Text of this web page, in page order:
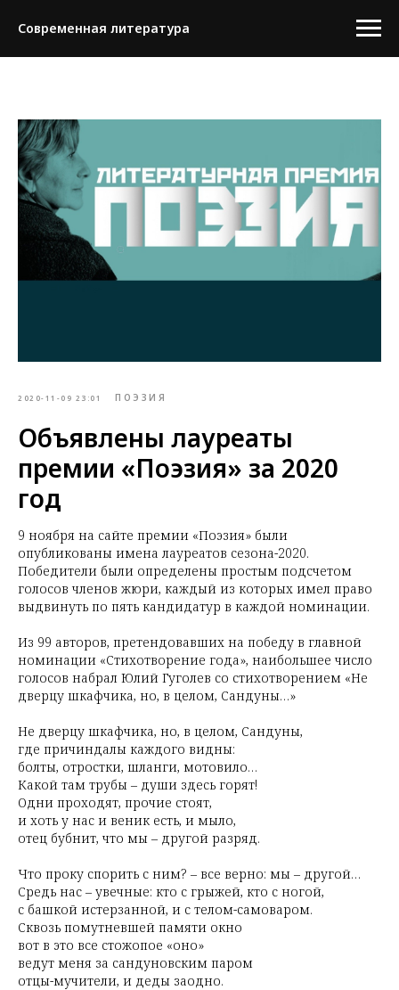
Современная литература
2020-11-09 23:01 ПОЭЗИЯ
Объявлены лауреаты
премии «Поэзия» за 2020
год
9 ноября на сайте премии «Поэзия» были
опубликованы имена лауреатов сезона-2020.
Победители были определены простым подсчетом
голосов членов жюри, каждый из которых имел право
выдвинуть по пять кандидатур в каждой номинации.
Из 99 авторов, претендовавших на победу в главной
номинации «Стихотворение года», наибольшее число
голосов набрал Юлий Гуголев со стихотворением «Не
дверцу шкафчика, но, в целом, Сандуны…»
Не дверцу шкафчика, но, в целом, Сандуны,
где причиндалы каждого видны:
болты, отростки, шланги, мотовило…
Какой там трубы – души здесь горят!
Одни проходят, прочие стоят,
и хоть у нас и веник есть, и мыло,
отец бубнит, что мы – другой разряд.
Что проку спорить с ним? – все верно: мы – другой…
Средь нас – увечные: кто с грыжей, кто с ногой,
с башкой истерзанной, и с телом-самоваром.
Сквозь помутневшей памяти окно
вот в это все стожопое «оно»
ведут меня за сандуновским паром
отцы-мучители, и деды заодно.